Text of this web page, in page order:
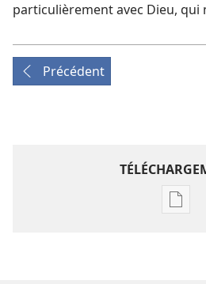
particulièrement avec Dieu, qui
Précédent